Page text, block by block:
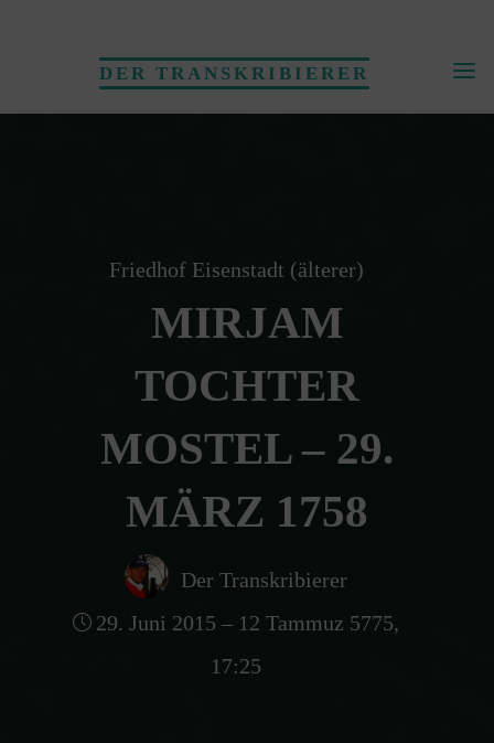
DER TRANSKRIBIERER
Friedhof Eisenstadt (älterer)
MIRJAM
TOCHTER
MOSTEL – 29.
MÄRZ 1758
Der Transkribierer
29. Juni 2015 – 12 Tammuz 5775,
17:25